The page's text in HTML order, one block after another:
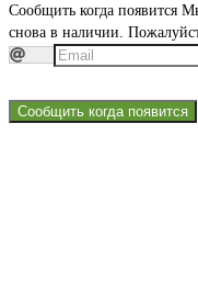
Сообщить когда появится
снова в наличии.
Сообщить когда появится